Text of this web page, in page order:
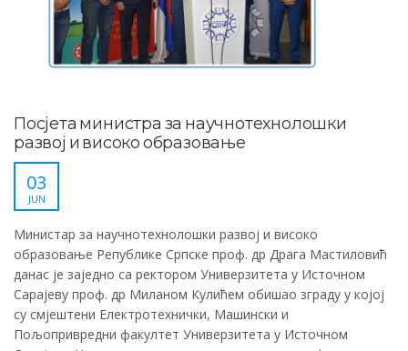
Посјета министра за научнотехнолошки
развој и високо образовање
03
JUN
Министар за научнотехнолошки развој и високо
образовање Републике Српске проф. др Драга Мастиловић
данас је заједно са ректором Универзитета у Источном
Сарајеву проф. др Миланом Кулићем обишао зграду у којој
су смјештени Електротехнички, Машински и
Пољопривредни факултет Универзитета у Источном